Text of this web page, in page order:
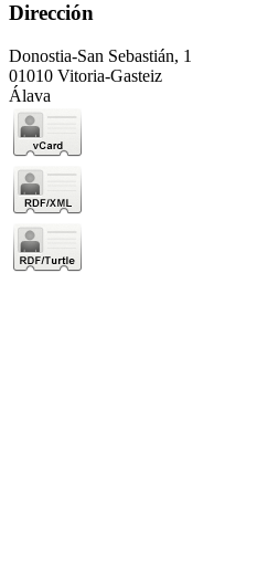
Dirección
Donostia-San Sebastián, 1
01010 Vitoria-Gasteiz
Álava